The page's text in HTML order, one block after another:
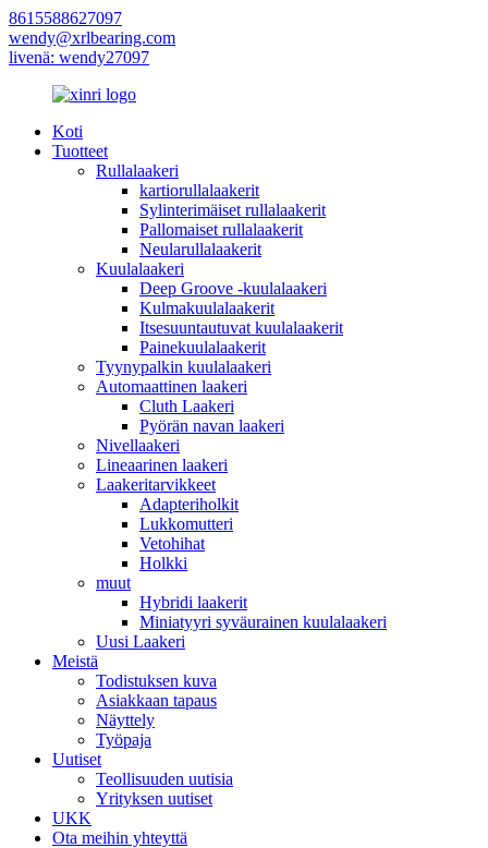
8615588627097
wendy@xrlbearing.com
livenä: wendy27097
Koti
Tuotteet
Rullalaakeri
kartiorullalaakerit
Sylinterimäiset rullalaakerit
Pallomaiset rullalaakerit
Neularullalaakerit
Kuulalaakeri
Deep Groove -kuulalaakeri
Kulmakuulalaakerit
Itsesuuntautuvat kuulalaakerit
Painekuulalaakerit
Tyynypalkin kuulalaakeri
Automaattinen laakeri
Cluth Laakeri
Pyörän navan laakeri
Nivellaakeri
Lineaarinen laakeri
Laakeritarvikkeet
Adapteriholkit
Lukkomutteri
Vetohihat
Holkki
muut
Hybridi laakerit
Miniatyyri syväurainen kuulalaakeri
Uusi Laakeri
Meistä
Todistuksen kuva
Asiakkaan tapaus
Näyttely
Työpaja
Uutiset
Teollisuuden uutisia
Yrityksen uutiset
UKK
Ota meihin yhteyttä